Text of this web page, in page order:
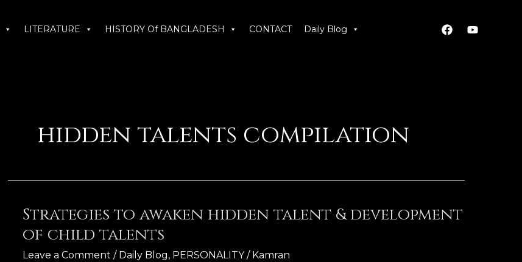
LITERATURE HISTORY Of BANGLADESH CONTACT Daily Blog
hidden talents compilation
Strategies to awaken hidden talent & development
of child talents
Leave a Comment / Daily Blog, PERSONALITY/ Kamran
Strategies
awaken
hidden